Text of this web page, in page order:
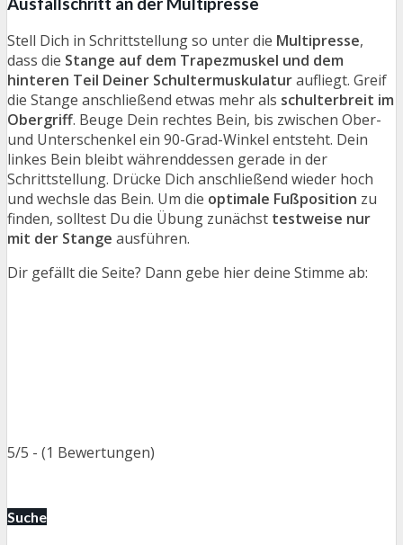
Ausfallschritt an der Multipresse
Stell Dich in Schrittstellung so unter die Multipresse,
dass die Stange auf dem Trapezmuskel und dem
hinteren Teil Deiner Schultermuskulaturaufliegt. Greif
die Stange anschließend etwas mehr als schulterbreit im
Obergriff. Beuge Dein rechtes Bein, bis zwischen Ober-
und Unterschenkel ein 90-Grad-Winkel entsteht. Dein
linkes Bein bleibt währenddessen gerade in der
Schrittstellung. Drücke Dich anschließend wieder hoch
und wechsle das Bein. Um die optimale Fußposition zu
finden, solltest Du die Übung zunächst testweise nur
mit der Stange ausführen.
Dir gefällt die Seite? Dann gebe hier deine Stimme ab:
5/5 - (1 Bewertungen)
Suche